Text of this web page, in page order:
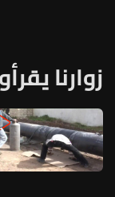
زوارنا